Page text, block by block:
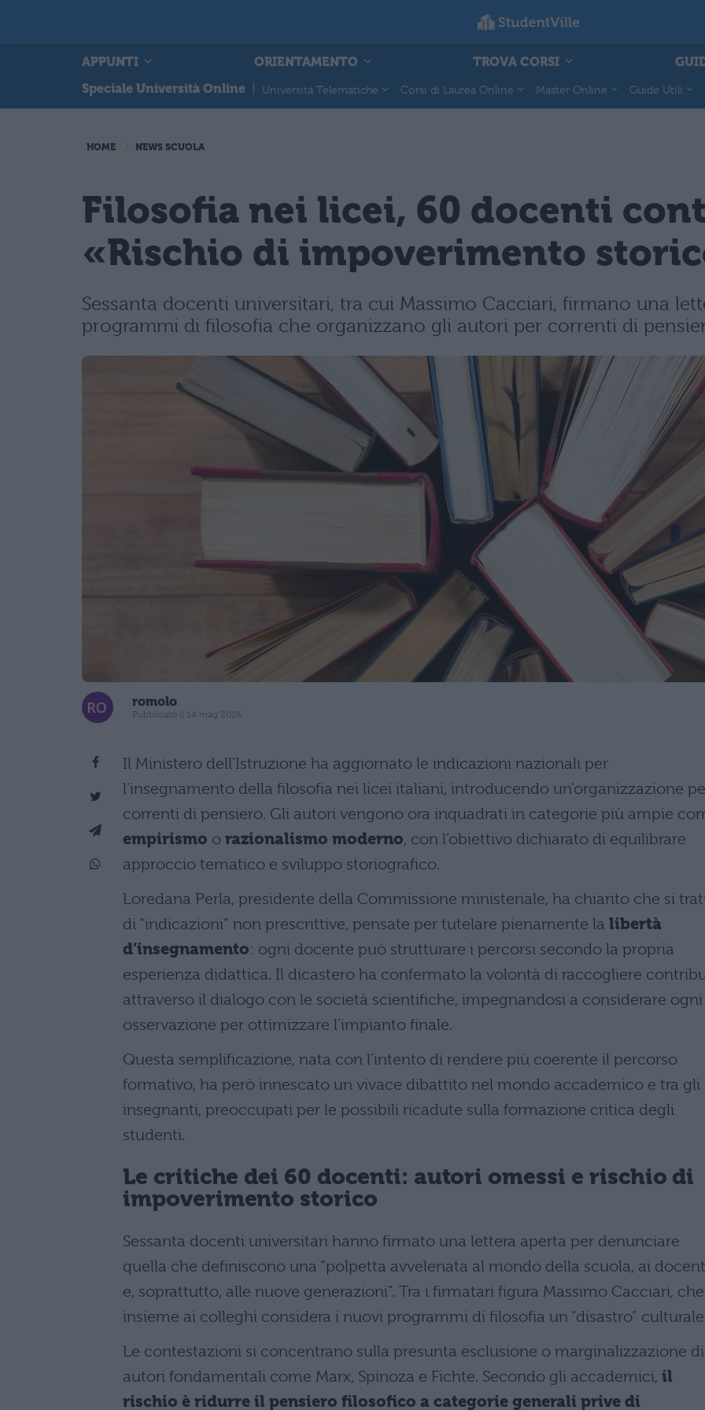
APPUNTI ORIENTAMENTO TROVA CORSI
Speciale Università Online
Università Telematiche Corsi di Laurea Online Master Online Guide Utili
HOME NEWS SCUOLA
Filosofia nei licei, 60 docenti
«Rischio di impoverimento
Sessanta docenti universitari, tra cui Massimo Cacciari, firmano una
programmi di filosofia che organizzano gli autori per correnti di
romolo
Pubblicato il 14 mag 2026
Il Ministero dell’Istruzione ha aggiornato le indicazioni nazionali per
l’insegnamento della filosofia nei licei italiani, introducendo un’organizzazione
correnti di pensiero. Gli autori vengono ora inquadrati in categorie più ampie
empirismo o razionalismo moderno, con l’obiettivo dichiarato di equilibrare
approccio tematico e sviluppo storiografico.
Loredana Perla, presidente della Commissione ministeriale, ha chiarito che si
di “indicazioni” non prescrittive, pensate per tutelare pienamente la libertà
d’insegnamento: ogni docente può strutturare i percorsi secondo la propria
esperienza didattica. Il dicastero ha confermato la volontà di raccogliere
attraverso il dialogo con le società scientifiche, impegnandosi a considerare ogni
osservazione per ottimizzare l’impianto finale.
Questa semplificazione, nata con l’intento di rendere più coerente il percorso
formativo, ha però innescato un vivace dibattito nel mondo accademico e tra gli
insegnanti, preoccupati per le possibili ricadute sulla formazione critica degli
studenti.
Le critiche dei 60 docenti: autori omessi e rischio di
impoverimento storico
Sessanta docenti universitari hanno firmato una lettera aperta per denunciare
quella che definiscono una “polpetta avvelenata al mondo della scuola, ai
e, soprattutto, alle nuove generazioni”. Tra i firmatari figura Massimo Cacciari, che
insieme ai colleghi considera i nuovi programmi di filosofia un “disastro”
Le contestazioni si concentrano sulla presunta esclusione o marginalizzazione di
autori fondamentali come Marx, Spinoza e Fichte. Secondo gli accademici, il
rischio è ridurre il pensiero filosofico a categorie generali prive di